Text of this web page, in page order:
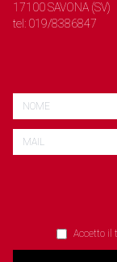
17100 SAVONA (SV)
tel: 019/8386847
Accetto il